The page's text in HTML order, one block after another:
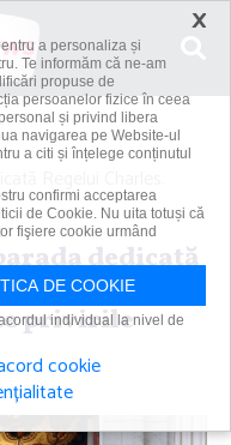
Regelui Charles.
dedicată
William şi
privirile
×
a personaliza și
Te informăm că ne-am
propuse de
persoanelor fizice în ceea
și privind libera
navigarea pe Website-ul
a citi și înțelege conținutul
confirmi acceptarea
de Cookie. Nu uita totuși că
fişiere cookie urmând
DE COOKIE
individual la nivel de
cookie